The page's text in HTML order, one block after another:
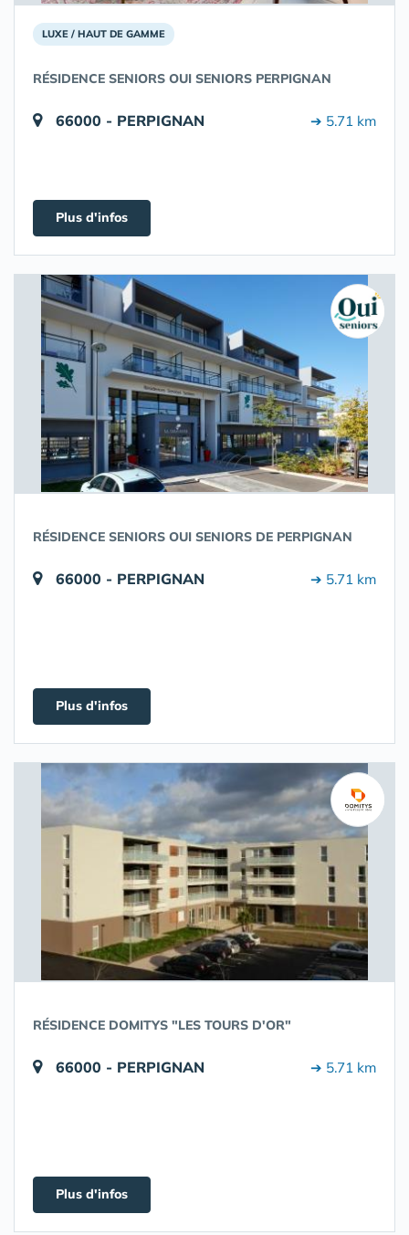
LUXE / HAUT DE GAMME
RÉSIDENCE SENIORS OUI SENIORS PERPIGNAN
66000 - PERPIGNAN ➔ 5.71 km
Plus d'infos
RÉSIDENCE SENIORS OUI SENIORS DE PERPIGNAN
66000 - PERPIGNAN ➔ 5.71 km
Plus d'infos
RÉSIDENCE DOMITYS "LES TOURS D'OR"
66000 - PERPIGNAN ➔ 5.71 km
Plus d'infos